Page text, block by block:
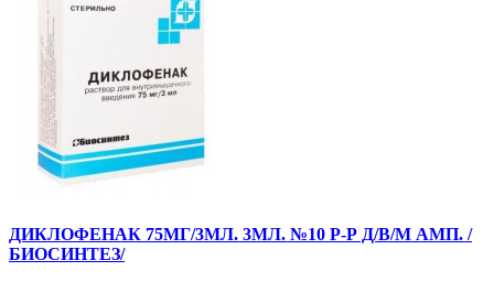
ДИКЛОФЕНАК 75МГ/3МЛ. 3МЛ. №10 Р-Р Д/В/М АМП. /
БИОСИНТЕЗ/